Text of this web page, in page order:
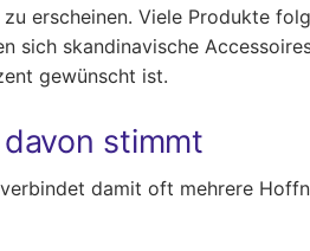
erscheinen. Viele Produkte
sich skandinavische
gewünscht ist.
stimmt
damit oft mehrere